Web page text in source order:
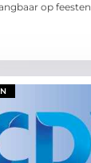
op feesten